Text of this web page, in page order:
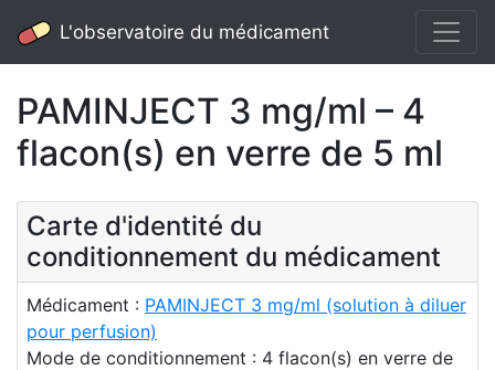
L'observatoire du médicament
PAMINJECT 3 mg/ml – 4
flacon(s) en verre de 5 ml
Carte d'identité du
conditionnement du médicament
Médicament : PAMINJECT 3 mg/ml (solution à diluer
pour perfusion)
Mode de conditionnement : 4 flacon(s) en verre de